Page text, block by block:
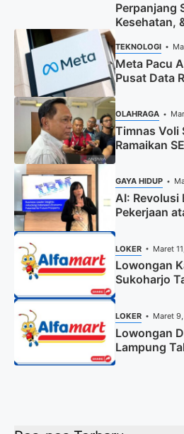
Perpanjang
Kesehatan,
TEKNOLOGI
Meta Pacu
Pusat Data
OLAHRAGA
Timnas Voli
Ramaikan
GAYA HIDUP
AI: Revolusi
Pekerjaan
LOKER Maret
Lowongan
Sukoharjo
LOKER Maret
Lowongan
Lampung
Sekarang)